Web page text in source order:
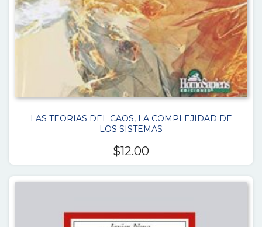
LAS TEORIAS DEL CAOS, LA COMPLEJIDAD DE
LOS SISTEMAS
$12.00